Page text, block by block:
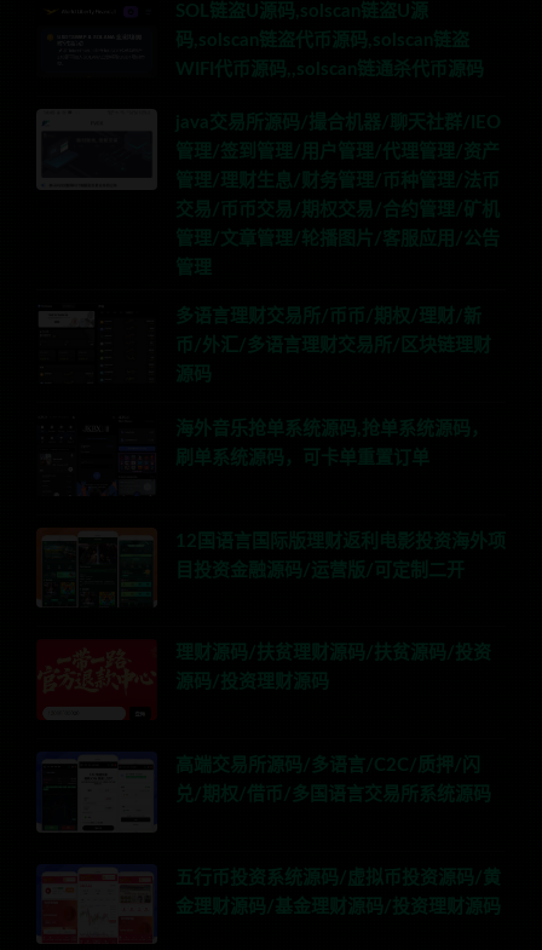
SOL链盗U源码,solscan链盗U源
码,solscan链盗代币源码,solscan链盗
WIFI代币源码,,solscan链通杀代币源码
java交易所源码/撮合机器/聊天社群/IEO
管理/签到管理/用户管理/代理管理/资产
管理/理财生息/财务管理/币种管理/法币
交易/币币交易/期权交易/合约管理/矿机
管理/文章管理/轮播图片/客服应用/公告
管理
多语言理财交易所/币币/期权/理财/新
币/外汇/多语言理财交易所/区块链理财
源码
海外音乐抢单系统源码,抢单系统源码，
刷单系统源码，可卡单重置订单
12国语言国际版理财返利电影投资海外项
目投资金融源码/运营版/可定制二开
理财源码/扶贫理财源码/扶贫源码/投资
源码/投资理财源码
高端交易所源码/多语言/C2C/质押/闪
兑/期权/借币/多国语言交易所系统源码
五行币投资系统源码/虚拟币投资源码/黄
金理财源码/基金理财源码/投资理财源码